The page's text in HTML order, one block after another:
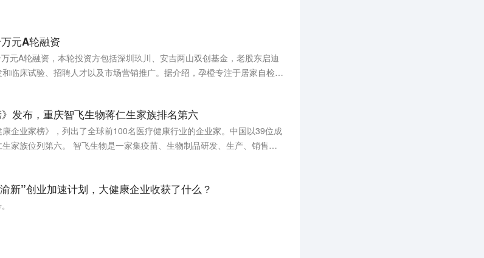
元A轮融资
元A轮融资，本轮投资方包括深圳玖川、安吉两山双创基金，老股东启迪
临床试验、招聘人才以及市场营销推广。据介绍，孕橙专注于居家自检领
发布，重庆智飞生物蒋仁生家族排名第六
企业家榜》，列出了全球前100名医疗健康行业的企业家。中国以39位成
家族位列第六。 智飞生物是一家集疫苗、生物制品研发、生产、销售的
比增长102％；归属于上市公司股东的净利润102亿元，同比增长20
物蒋仁生及其家族以1050亿元的财富位列第六，比去年减少35％；智飞生
九名。 在排名前十的城市中，瑞士巴塞尔以9位企业家居首，深圳和北京
企业家并列第六。
新”创业加速计划，大健康企业收获了什么？